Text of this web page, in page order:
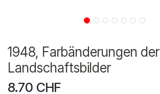
1948, Farbänderungen der
Landschaftsbilder
8.70 CHF